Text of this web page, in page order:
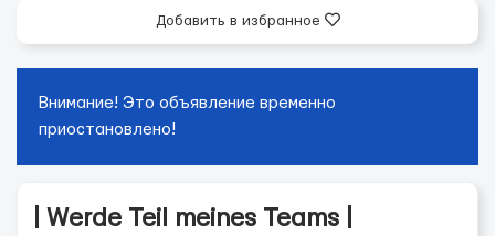
Добавить в избранное
Внимание! Это объявление временно
приостановлено!
| Werde Teil meines Teams |